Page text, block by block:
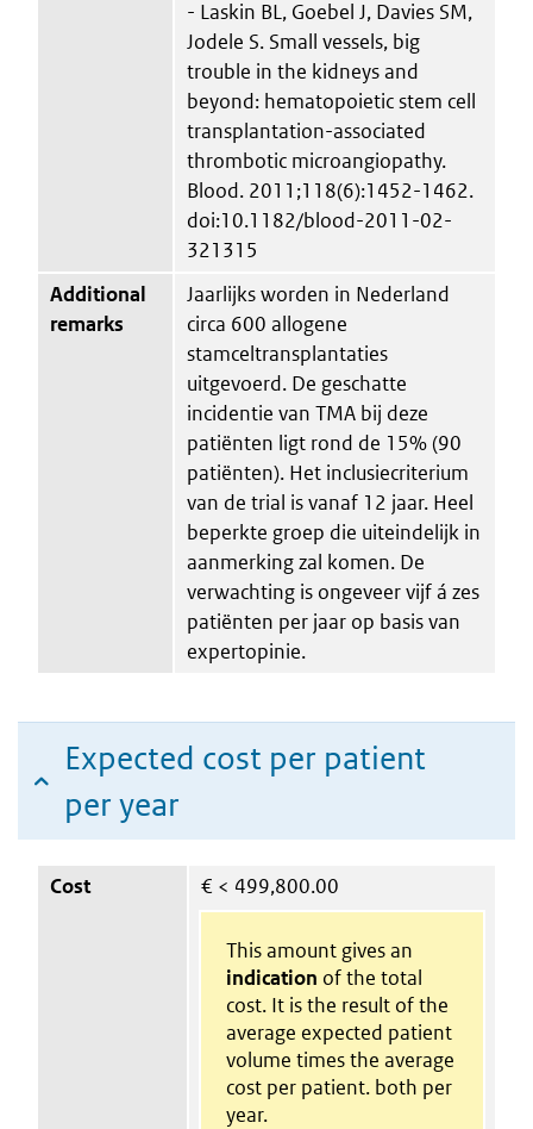
- Laskin BL, Goebel J, Davies SM,
Jodele S. Small vessels, big
trouble in the kidneys and
beyond: hematopoietic stem cell
transplantation-associated
thrombotic microangiopathy.
Blood. 2011;118(6):1452-1462.
doi:10.1182/blood-2011-02-
321315
Additional
remarks
Jaarlijks worden in Nederland
circa 600 allogene
stamceltransplantaties
uitgevoerd. De geschatte
incidentie van TMA bij deze
patiënten ligt rond de 15% (90
patiënten). Het inclusiecriterium
van de trial is vanaf 12 jaar. Heel
beperkte groep die uiteindelijk in
aanmerking zal komen. De
verwachting is ongeveer vijf á zes
patiënten per jaar op basis van
expertopinie.
Expected cost per patient
per year
Cost € < 499,800.00
This amount gives an
indication of the total
cost. It is the result of the
average expected patient
volume times the average
cost per patient. both per
year.